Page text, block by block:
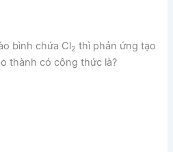
bình chứa Cl2 thì phản ứng tạo
thành có công thức là?